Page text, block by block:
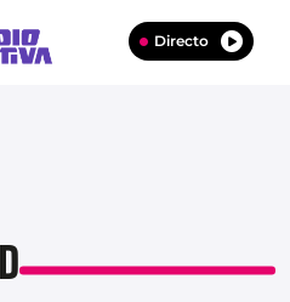
Directo